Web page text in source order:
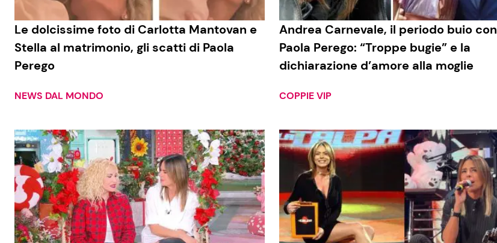
Le dolcissime foto di Carlotta Mantovan e
Stella al matrimonio, gli scatti di Paola
Perego
NEWS DAL MONDO
Andrea Carnevale, il periodo buio con
Paola Perego: “Troppe bugie” e la
dichiarazione d’amore alla moglie
COPPIE VIP